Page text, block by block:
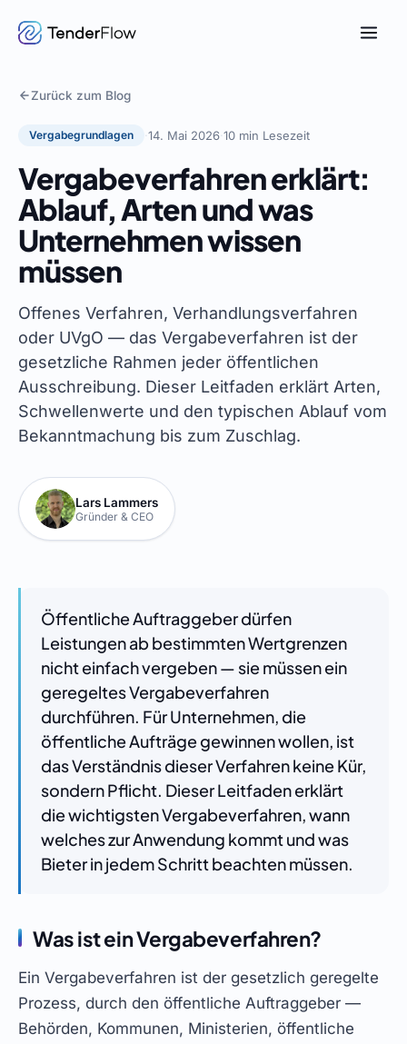
Zurück zum Blog
Vergabegrundlagen ·14. Mai 2026·10 min Lesezeit
Vergabeverfahren erklärt:
Ablauf, Arten und was
Unternehmen wissen
müssen
Offenes Verfahren, Verhandlungsverfahren
oder UVgO — das Vergabeverfahren ist der
gesetzliche Rahmen jeder öffentlichen
Ausschreibung. Dieser Leitfaden erklärt Arten,
Schwellenwerte und den typischen Ablauf vom
Bekanntmachung bis zum Zuschlag.
Lars Lammers
Gründer & CEO
Öffentliche Auftraggeber dürfen
Leistungen ab bestimmten Wertgrenzen
nicht einfach vergeben — sie müssen ein
geregeltes Vergabeverfahren
durchführen. Für Unternehmen, die
öffentliche Aufträge gewinnen wollen, ist
das Verständnis dieser Verfahren keine Kür,
sondern Pflicht. Dieser Leitfaden erklärt
die wichtigsten Vergabeverfahren, wann
welches zur Anwendung kommt und was
Bieter in jedem Schritt beachten müssen.
Was ist ein Vergabeverfahren?
Ein Vergabeverfahren ist der gesetzlich geregelte
Prozess, durch den öffentliche Auftraggeber —
Behörden, Kommunen, Ministerien, öffentliche